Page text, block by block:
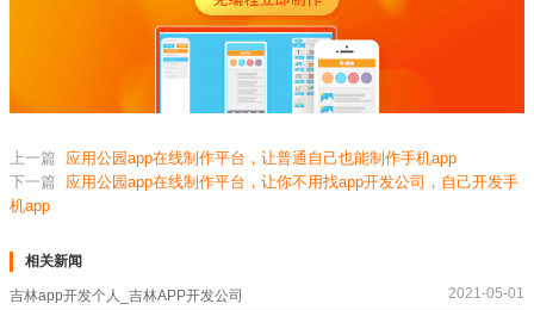
上一篇
应用公园app在线制作平台，让普通自己也能制作手机app
下一篇
应用公园app在线制作平台，让你不用找app开发公司，自己开发手
机app
相关新闻
吉林app开发个人_吉林APP开发公司
2021-05-01